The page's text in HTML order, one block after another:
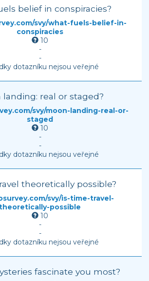
belief in conspiracies?
svy/what-fuels-belief-in-
conspiracies
10
-
-
dotazníku nejsou veřejné
landing: real or staged?
svy/moon-landing-real-or-
staged
10
-
-
dotazníku nejsou veřejné
theoretically possible?
svy/is-time-travel-
possible
10
-
-
dotazníku nejsou veřejné
fascinate you most?